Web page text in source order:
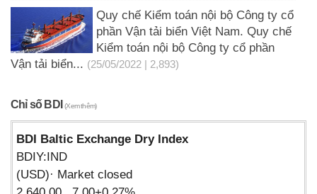
Quy chế Kiểm toán nội bộ Công ty cổ
phần Vận tải biển Việt Nam. Quy chế
Kiểm toán nội bộ Công ty cổ phần
Vận tải biển... (25/05/2022 | 2,893)
Chỉ số BDI(Xem thêm)
BDI Baltic Exchange Dry Index
BDIY:IND
(USD)· Market closed